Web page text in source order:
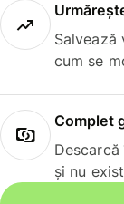
Salvează
cum se
Complet
și nu